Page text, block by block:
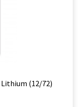
Lithium (12/72)